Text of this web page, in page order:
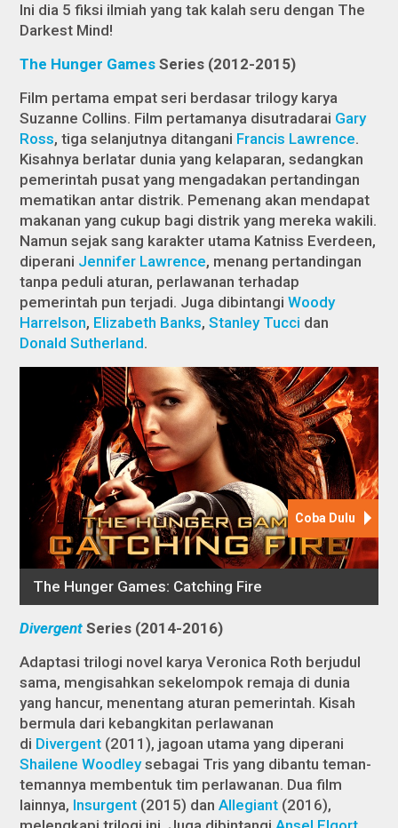
Ini dia 5 fiksi ilmiah yang tak kalah seru dengan The
Darkest Mind!
The Hunger Games Series (2012-2015)
Film pertama empat seri berdasar trilogy karya
Suzanne Collins. Film pertamanya disutradarai Gary
Ross, tiga selanjutnya ditangani Francis Lawrence.
Kisahnya berlatar dunia yang kelaparan, sedangkan
pemerintah pusat yang mengadakan pertandingan
mematikan antar distrik. Pemenang akan mendapat
makanan yang cukup bagi distrik yang mereka wakili.
Namun sejak sang karakter utama Katniss Everdeen,
diperani Jennifer Lawrence, menang pertandingan
tanpa peduli aturan, perlawanan terhadap
pemerintah pun terjadi. Juga dibintangiWoody
Harrelson, Elizabeth Banks,Stanley Tucci dan
Donald Sutherland.
Divergent Series (2014-2016)
Adaptasi trilogi novel karya Veronica Roth berjudul
sama, mengisahkan sekelompok remaja di dunia
yang hancur, menentang aturan pemerintah. Kisah
bermula dari kebangkitan perlawanan
di Divergent (2011), jagoan utama yang diperani
Shailene Woodleysebagai Tris yang dibantu teman-
temannya membentuk tim perlawanan. Dua film
lainnya, Insurgent (2015) danAllegiant (2016),